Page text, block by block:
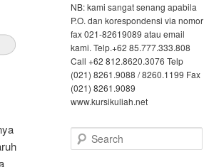
NB: kami sangat senang apabila
P.O. dan korespondensi via nomor
fax 021-82619089 atau email
kami. Telp.+62 85.777.333.808
Call +62 812.8620.3076 Telp
(021) 8261.9088 / 8260.1199 Fax
(021) 8261.9089
www.kursikuliah.net
Search